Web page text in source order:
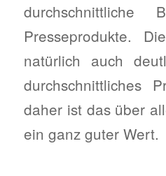
durchschnittliche
Presseprodukte.
natürlich auch
durchschnittliches
daher ist das über
ein ganz guter Wert.